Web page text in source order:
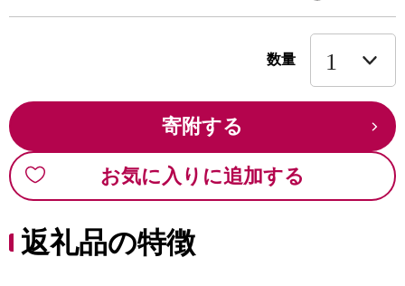
数量
寄附する
お気に入りに追加する
返礼品の特徴